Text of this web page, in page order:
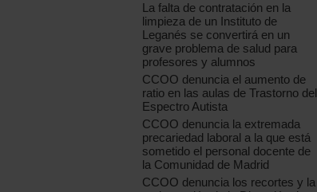
La falta de contratación en la
limpieza de un Instituto de
Leganés se convertirá en un
grave problema de salud para
profesores y alumnos
CCOO denuncia el aumento de
ratio en las aulas de Trastorno del
Espectro Autista
CCOO denuncia la extremada
precariedad laboral a la que está
sometido el personal docente de
la Comunidad de Madrid
CCOO denuncia los recortes y la